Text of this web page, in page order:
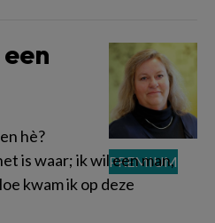
hè?
is waar; ik wil een man,
kwam ik op deze